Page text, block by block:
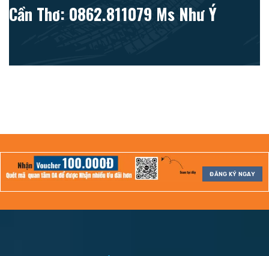
Cần Thơ: 0862.811079 Ms Như Ý
ĐĂNG KÝ NGAY